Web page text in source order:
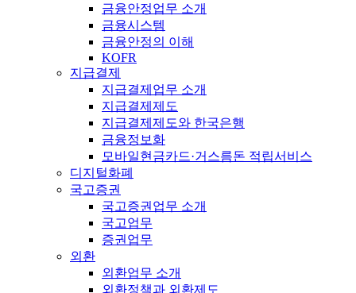
금융안정업무 소개
금융시스템
금융안정의 이해
KOFR
지급결제
지급결제업무 소개
지급결제제도
지급결제제도와 한국은행
금융정보화
모바일현금카드·거스름돈 적립서비스
디지털화폐
국고증권
국고증권업무 소개
국고업무
증권업무
외환
외환업무 소개
외환정책과 외환제도